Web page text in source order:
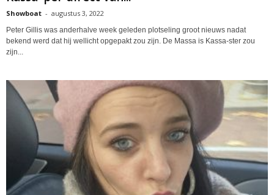
Showboat - augustus 3, 2022
Peter Gillis was anderhalve week geleden plotseling groot nieuws nadat
bekend werd dat hij wellicht opgepakt zou zijn. De Massa is Kassa-ster zou
zijn...